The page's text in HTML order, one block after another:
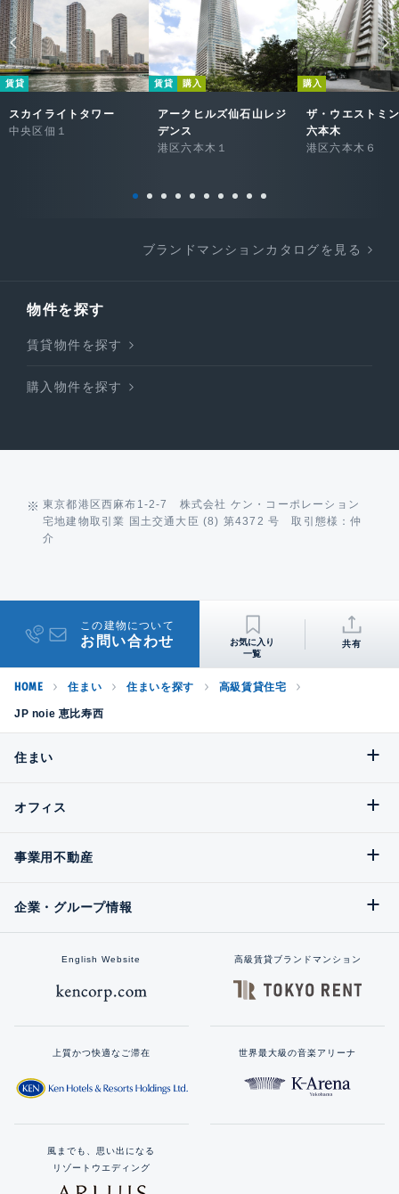
賃貸
スカイライトタワー
中央区佃１
賃貸 購入
アークヒルズ仙石山レジ
デンス
港区六本木１
購入
ザ・ウエストミ
六本木
港区六本木６
ブランドマンションカタログを見る
物件を探す
賃貸物件を探す
購入物件を探す
東京都港区西麻布1-2-7 株式会社 ケン・コーポレーション
宅地建物取引業 国土交通大臣 (8) 第4372 号 取引態様：仲
介
この建物について
お問い合わせ 共有
HOME 住まい 住まいを探す 高級賃貸住宅
JP noie 恵比寿西
住まい
オフィス
事業用不動産
企業・グループ情報
English Website 高級賃貸ブランドマンション
上質かつ快適なご滞在 世界最大級の音楽アリーナ
風までも、思い出になる
リゾートウエディング